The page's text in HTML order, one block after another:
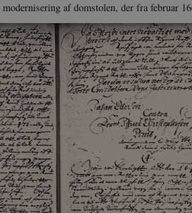
modernisering af domstolen, der fra februar
__cf_bm
Navn
nmstat
CloudFront-
Key-Pair-Id
.h5p.com
_gid
Google
Navn
VISITOR_INFO1_LIVE
YSC
Navn
cf_clearance
Navn
_cfuvid